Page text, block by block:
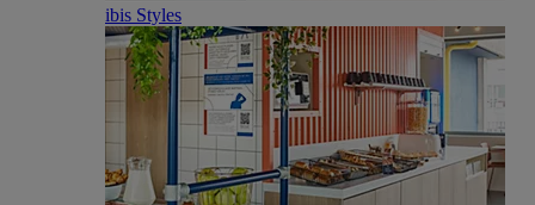
ibis Styles